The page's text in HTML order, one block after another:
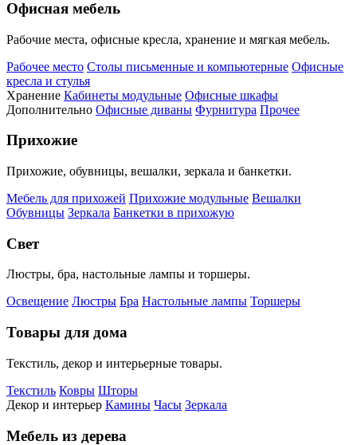
Офисная мебель
Рабочие места, офисные кресла, хранение и мягкая мебель.
Рабочее место Столы письменные и компьютерные Офисные
кресла и стулья
Хранение Кабинеты модульные Офисные шкафы
Дополнительно Офисные диваны Фурнитура Прочее
Прихожие
Прихожие, обувницы, вешалки, зеркала и банкетки.
Мебель для прихожей Прихожие модульные Вешалки
Обувницы Зеркала Банкетки в прихожую
Свет
Люстры, бра, настольные лампы и торшеры.
Освещение Люстры Бра Настольные лампы Торшеры
Товары для дома
Текстиль, декор и интерьерные товары.
Текстиль Ковры Шторы
Декор и интерьер Камины Часы Зеркала
Мебель из дерева